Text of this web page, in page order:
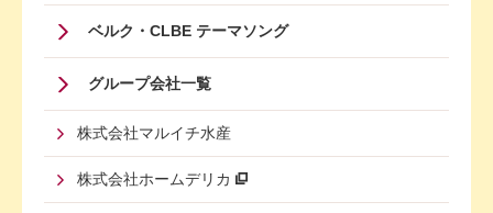
ベルク・CLBE テーマソング
グループ会社一覧
株式会社マルイチ水産
株式会社ホームデリカ